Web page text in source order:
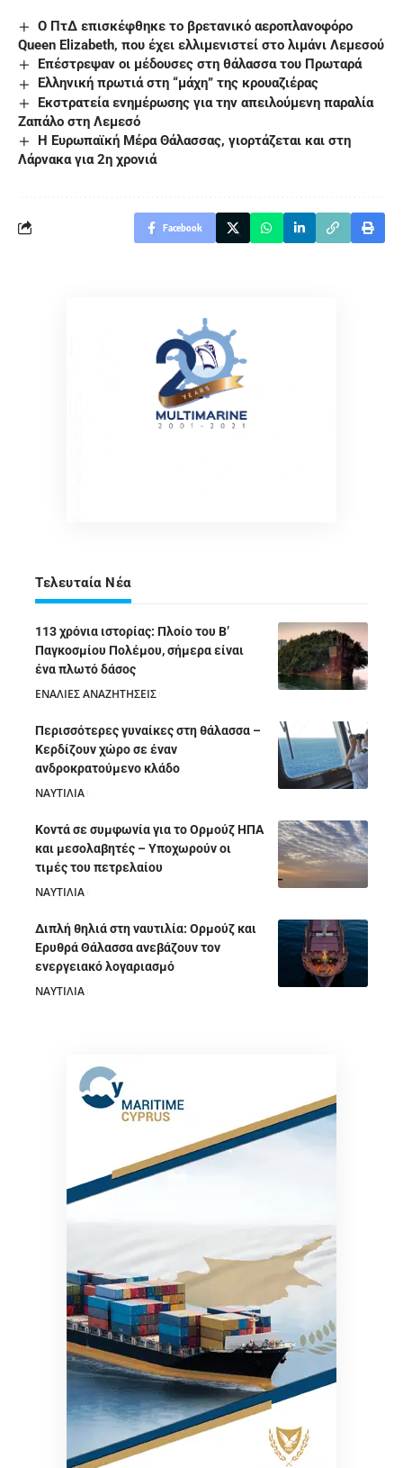
Ο ΠτΔ επισκέφθηκε το βρετανικό αεροπλανοφόρο
Queen Elizabeth, που έχει ελλιμενιστεί στο λιμάνι Λεμεσού
Επέστρεψαν οι μέδουσες στη θάλασσα του Πρωταρά
Ελληνική πρωτιά στη “μάχη” της κρουαζιέρας
Εκστρατεία ενημέρωσης για την απειλούμενη παραλία
Ζαπάλο στη Λεμεσό
H Ευρωπαϊκή Μέρα Θάλασσας, γιορτάζεται και στη
Λάρνακα για 2η χρονιά
Facebook
Τελευταία Νέα
113 χρόνια ιστορίας: Πλοίο του Β’
Παγκοσμίου Πολέμου, σήμερα είναι
ένα πλωτό δάσος
ΕΝΑΛΙΕΣ ΑΝΑΖΗΤΗΣΕΙΣ
Περισσότερες γυναίκες στη θάλασσα –
Κερδίζουν χώρο σε έναν
ανδροκρατούμενο κλάδο
ΝΑΥΤΙΛΙΑ
Κοντά σε συμφωνία για το Ορμούζ ΗΠΑ
και μεσολαβητές – Υποχωρούν οι
τιμές του πετρελαίου
ΝΑΥΤΙΛΙΑ
Διπλή θηλιά στη ναυτιλία: Ορμούζ και
Ερυθρά Θάλασσα ανεβάζουν τον
ενεργειακό λογαριασμό
ΝΑΥΤΙΛΙΑ